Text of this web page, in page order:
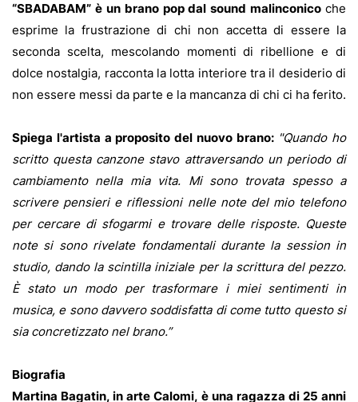
“SBADABAM” è un brano pop dal sound malinconico che
esprime la frustrazione di chi non accetta di essere la
seconda scelta, mescolando momenti di ribellione e di
dolce nostalgia, racconta la lotta interiore tra il desiderio di
non essere messi da parte e la mancanza di chi ci ha ferito.
Spiega l'artista a proposito del nuovo brano: "Quando ho
scritto questa canzone stavo attraversando un periodo di
cambiamento nella mia vita. Mi sono trovata spesso a
scrivere pensieri e riflessioni nelle note del mio telefono
per cercare di sfogarmi e trovare delle risposte. Queste
note si sono rivelate fondamentali durante la session in
studio, dando la scintilla iniziale per la scrittura del pezzo.
È stato un modo per trasformare i miei sentimenti in
musica, e sono davvero soddisfatta di come tutto questo si
sia concretizzato nel brano.”
Biografia
Martina Bagatin, in arte Calomi, è una ragazza di 25 anni